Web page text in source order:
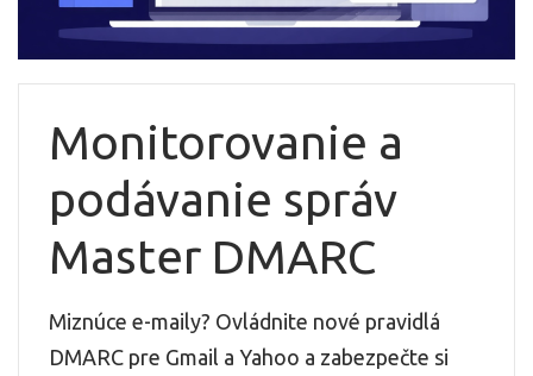
Monitorovanie a
podávanie správ
Master DMARC
Miznúce e-maily? Ovládnite nové pravidlá
DMARC pre Gmail a Yahoo a zabezpečte si